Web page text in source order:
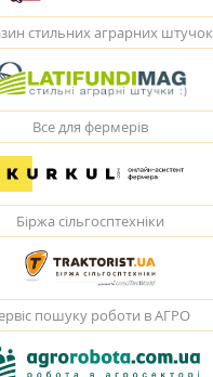
стильних аграрних штучок
Все для фермерів
Біржа сільгосптехніки
пошуку роботи в АГРО